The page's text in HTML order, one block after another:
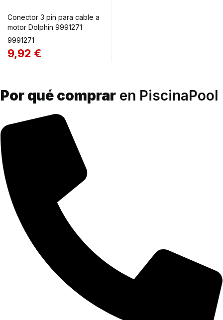
Conector 3 pin para cable a
motor Dolphin 9991271
9991271
9,92 €
Por qué comprar en PiscinaPool